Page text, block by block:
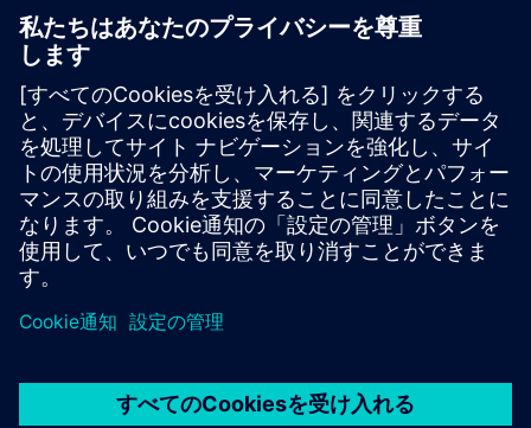
ルモビリティモニタリング
QUMEAは、患者の安全性の向上、転落関連の事故の減
少、運用上の負担の軽減、データに基づいたケア意思決定
の象徴です。ハードウェア、クラウドソフトウェア、サポ
ートを含む「サービスとしての監視」ソリューションとし
て提供されているQUMEAは、130以上の病院で実績があ
ります。